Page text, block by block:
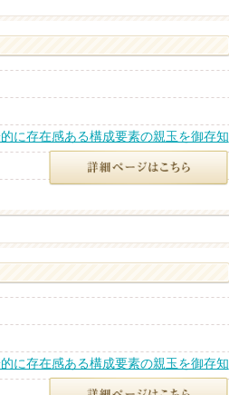
に存在感ある構成要素の親玉を御存知
に存在感ある構成要素の親玉を御存知